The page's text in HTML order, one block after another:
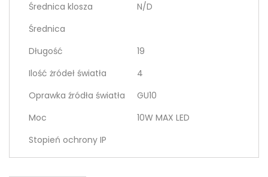
Średnica klosza
N/D
Średnica
Długość
19
Ilość żródeł światła
4
Oprawka źródła światła
GU10
Moc
10W MAX LED
Stopień ochrony IP